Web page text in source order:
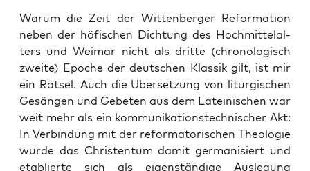
War­um die Zeit der Wit­ten­ber­ger Refor­ma­ti­on
neben der höfi­schen Dich­tung des Hoch­mit­tel­al­
ters und Wei­mar nicht als drit­te (chro­no­lo­gisch
zwei­te) Epo­che der deut­schen Klas­sik gilt, ist mir
ein Rät­sel. Auch die Über­set­zung von lit­ur­gi­schen
Gesän­gen und Gebe­ten aus dem Latei­ni­schen war
weit mehr als ein kom­mu­ni­ka­ti­ons­tech­ni­scher Akt:
In Ver­bin­dung mit der refor­ma­to­ri­schen Theo­lo­gie
wur­de das Chris­ten­tum damit ger­ma­ni­siert und
eta­blier­te sich als eigen­stän­di­ge Aus­le­gung